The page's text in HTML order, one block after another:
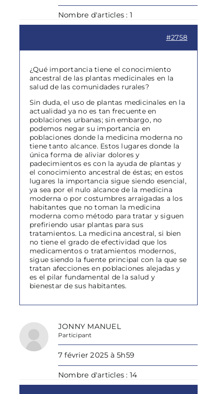
Nombre d'articles : 1
#2758
¿Qué importancia tiene el conocimiento
ancestral de las plantas medicinales en la
salud de las comunidades rurales?
Sin duda, el uso de plantas medicinales en la
actualidad ya no es tan frecuente en
poblaciones urbanas; sin embargo, no
podemos negar su importancia en
poblaciones donde la medicina moderna no
tiene tanto alcance. Estos lugares donde la
única forma de aliviar dolores y
padecimientos es con la ayuda de plantas y
el conocimiento ancestral de éstas; en estos
lugares la importancia sigue siendo esencial,
ya sea por el nulo alcance de la medicina
moderna o por costumbres arraigadas a los
habitantes que no toman la medicina
moderna como método para tratar y siguen
prefiriendo usar plantas para sus
tratamientos. La medicina ancestral, si bien
no tiene el grado de efectividad que los
medicamentos o tratamientos modernos,
sigue siendo la fuente principal con la que se
tratan afecciones en poblaciones alejadas y
es el pilar fundamental de la salud y
bienestar de sus habitantes.
JONNY MANUEL
Participant
7 février 2025 à 5h59
Nombre d'articles : 14